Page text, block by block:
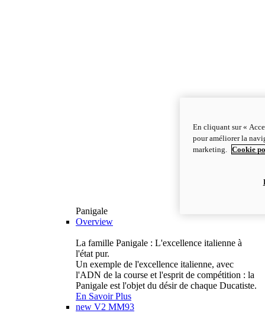
Panigale
Overview
La famille Panigale : L'excellence italienne à
l'état pur.
Un exemple de l'excellence italienne, avec
l'ADN de la course et l'esprit de compétition : la
Panigale est l'objet du désir de chaque Ducatiste.
En Savoir Plus
new V2 MM93
En cliquant sur «
pour améliorer la
marketing.
Cookie